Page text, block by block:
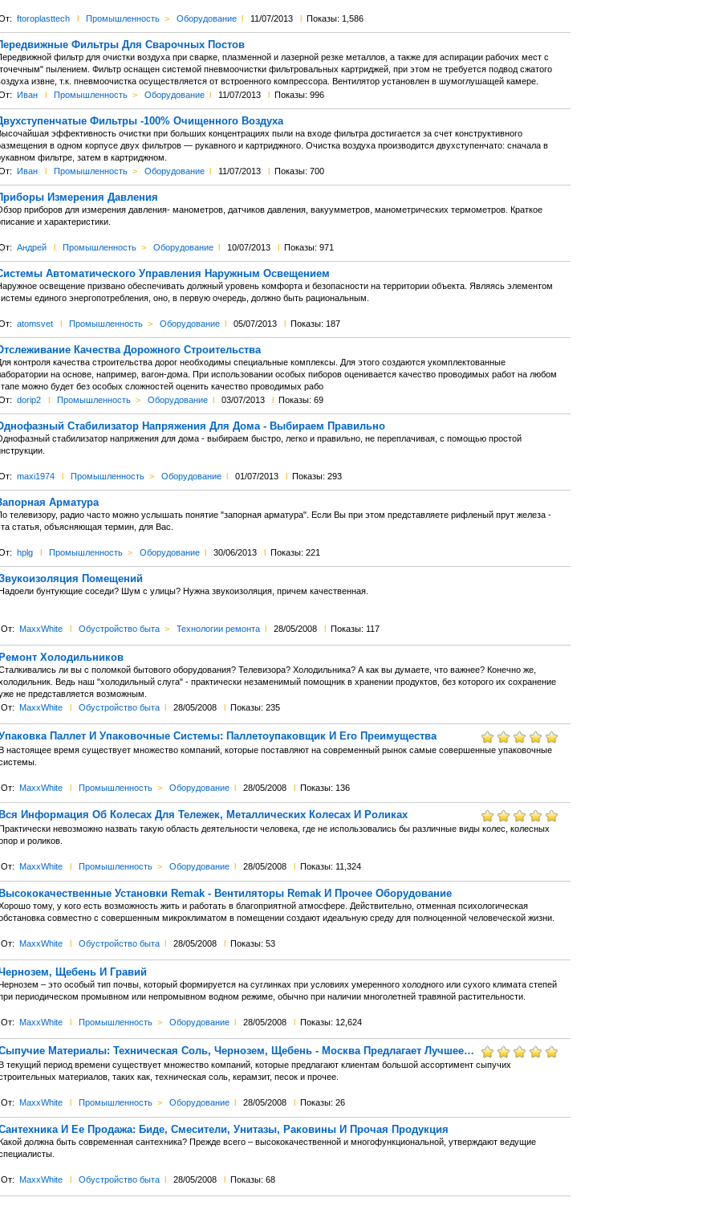
ftoroplasttech l Промышленность > Оборудование l 11/07/2013 l Показы: 1,586
Фильтры Для Сварочных Постов
фильтр для очистки воздуха при сварке, плазменной и лазерной резке металлов, а также для аспирации рабочих мест с
пылением. Фильтр оснащен системой пневмоочистки фильтровальных картриджей, при этом не требуется подвод сжатого
извне, т.к. пневмоочистка осуществляется от встроенного компрессора. Вентилятор установлен в шумоглушащей камере.
Иван l Промышленность > Оборудование l 11/07/2013 l Показы: 996
Фильтры -100% Очищенного Воздуха
эффективность очистки при больших концентрациях пыли на входе фильтра достигается за счет конструктивного
в одном корпусе двух фильтров — рукавного и картриджного. Очистка воздуха производится двухступенчато: сначала в
фильтре, затем в картриджном.
Иван l Промышленность > Оборудование l 11/07/2013 l Показы: 700
Измерения Давления
приборов для измерения давления- манометров, датчиков давления, вакуумметров, манометрических термометров. Краткое
и характеристики.
Андрей l Промышленность > Оборудование l 10/07/2013 l Показы: 971
Автоматического Управления Наружным Освещением
освещение призвано обеспечивать должный уровень комфорта и безопасности на территории объекта. Являясь элементом
единого энергопотребления, оно, в первую очередь, должно быть рациональным.
atomsvet l Промышленность > Оборудование l 05/07/2013 l Показы: 187
Качества Дорожного Строительства
контроля качества строительства дорог необходимы специальные комплексы. Для этого создаются укомплектованные
на основе, например, вагон-дома. При использовании особых пиборов оценивается качество проводимых работ на любом
можно будет без особых сложностей оценить качество проводимых рабо
dorip2 l Промышленность > Оборудование l 03/07/2013 l Показы: 69
Стабилизатор Напряжения Для Дома - Выбираем Правильно
стабилизатор напряжения для дома - выбираем быстро, легко и правильно, не переплачивая, с помощью простой
maxi1974 l Промышленность > Оборудование l 01/07/2013 l Показы: 293
Арматура
телевизору, радио часто можно услышать понятие "запорная арматура". Если Вы при этом представляете рифленый прут железа -
статья, объясняющая термин, для Вас.
hplg l Промышленность > Оборудование l 30/06/2013 l Показы: 221
Помещений
бунтующие соседи? Шум с улицы? Нужна звукоизоляция, причем качественная.
От: MaxxWhite l Обустройство быта > Технологии ремонта l 28/05/2008 l Показы: 117
Холодильников
ли вы с поломкой бытового оборудования? Телевизора? Холодильника? А как вы думаете, что важнее? Конечно же,
Ведь наш "холодильный слуга" - практически незаменимый помощник в хранении продуктов, без которого их сохранение
не представляется возможным.
От: MaxxWhite l Обустройство быта l 28/05/2008 l Показы: 235
Паллет И Упаковочные Системы: Паллетоупаковщик И Его Преимущества
настоящее время существует множество компаний, которые поставляют на современный рынок самые совершенные упаковочные
От: MaxxWhite l Промышленность > Оборудование l 28/05/2008 l Показы: 136
Информация Об Колесах Для Тележек, Металлических Колесах И Роликах
невозможно назвать такую область деятельности человека, где не использовались бы различные виды колес, колесных
и роликов.
От: MaxxWhite l Промышленность > Оборудование l 28/05/2008 l Показы: 11,324
Установки Remak - Вентиляторы Remak И Прочее Оборудование
тому, у кого есть возможность жить и работать в благоприятной атмосфере. Действительно, отменная психологическая
совместно с совершенным микроклиматом в помещении создают идеальную среду для полноценной человеческой жизни.
От: MaxxWhite l Обустройство быта l 28/05/2008 l Показы: 53
Щебень И Гравий
– это особый тип почвы, который формируется на суглинках при условиях умеренного холодного или сухого климата степей
периодическом промывном или непромывном водном режиме, обычно при наличии многолетней травяной растительности.
От: MaxxWhite l Промышленность > Оборудование l 28/05/2008 l Показы: 12,624
Материалы: Техническая Соль, Чернозем, Щебень - Москва Предлагает Лучшее…
текущий период времени существует множество компаний, которые предлагают клиентам большой ассортимент сыпучих
материалов, таких как, техническая соль, керамзит, песок и прочее.
От: MaxxWhite l Промышленность > Оборудование l 28/05/2008 l Показы: 26
И Ее Продажа: Биде, Смесители, Унитазы, Раковины И Прочая Продукция
должна быть современная сантехника? Прежде всего – высококачественной и многофункциональной, утверждают ведущие
От: MaxxWhite l Обустройство быта l 28/05/2008 l Показы: 68